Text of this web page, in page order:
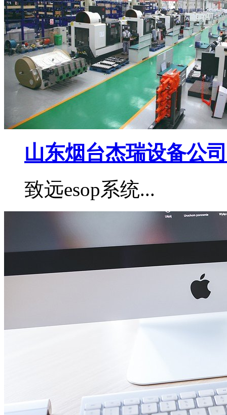
山东烟台杰瑞设备公
致远esop系统...